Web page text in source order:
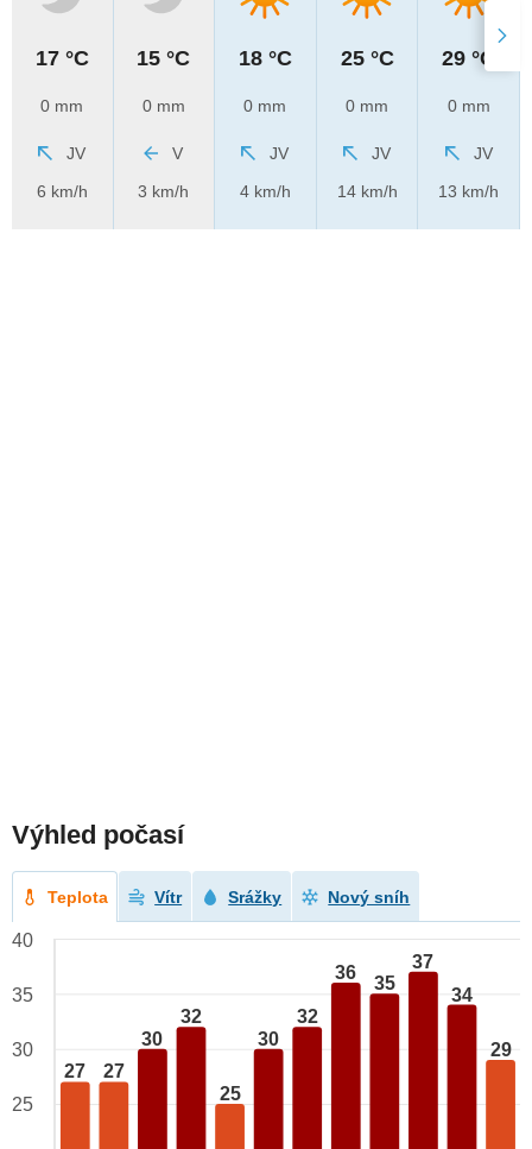
17 °C
0 mm
JV
6 km/h
15 °C
0 mm
V
3 km/h
18 °C
0 mm
JV
4 km/h
25 °C
0 mm
JV
14 km/h
29 °C
0 mm
JV
13 km/h
Výhled počasí
Teplota Vítr Srážky Nový sníh
27 27
30
32
25
30
32
36
35
37
34
29
40
35
30
25